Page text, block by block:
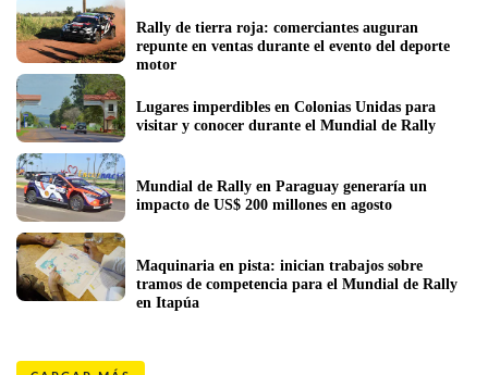
Rally de tierra roja: comerciantes auguran
repunte en ventas durante el evento del deporte
motor
Lugares imperdibles en Colonias Unidas para
visitar y conocer durante el Mundial de Rally
Mundial de Rally en Paraguay generaría un
impacto de US$ 200 millones en agosto
Maquinaria en pista: inician trabajos sobre
tramos de competencia para el Mundial de Rally
en Itapúa